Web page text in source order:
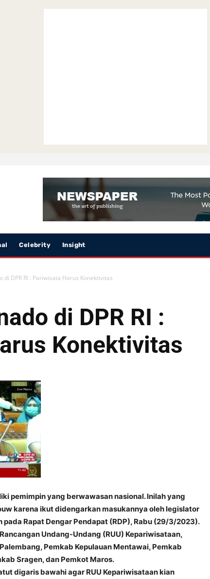
Celebrity Insight
di DPR RI : Pariwisata Harus Konektivitas
di DPR RI :
Konektivitas
pemimpin yang berwawasan nasional. Inilah yang
karena ikut didengarkan masukannya oleh legislator
pada Rapat Dengar Pendapat (RDP), Rabu (29/3/2023).
Undang-Undang (RUU) Kepariwisataan,
Pemkab Kepulauan Mentawai, Pemkab
Sragen, dan Pemkot Maros.
digaris bawahi agar RUU Kepariwisataan kian